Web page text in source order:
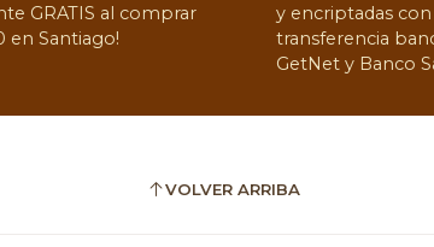
GRATIS al comprar
en Santiago!
y encriptadas
transferencia
GetNet y Banco
VOLVER ARRIBA